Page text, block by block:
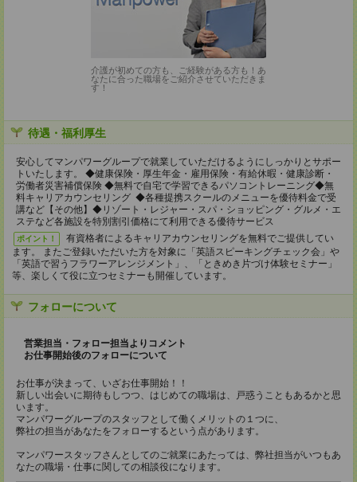
介護が初めての方も、ご経験がある方も！あ
なたに合った職場をご紹介させていただきま
す！
待遇・福利厚生
安心してマンパワーグループで就業していただけるようにしっかりとサポー
トいたします。 ◆健康保険・厚生年金・雇用保険・有給休暇・健康診断・
労働者災害補償保険 ◆無料で自宅で学習できるパソコントレーニング◆無
料キャリアカウンセリング ◆各種提携スクールのメニューを優待料金で受
講など【その他】◆リゾート・レジャー・スパ・ショッピング・グルメ・エ
ステなど各施設を特別割引価格にて利用できる優待サービス
ポイント！
有資格者によるキャリアカウンセリングを無料でご提供してい
ます。 またご登録いただいた方を対象に「英語スピーキングチェック会」や
「英語で習うフラワーアレンジメント」、「ときめき片づけ体験セミナー」
等、楽しくて役に立つセミナーも開催しています。
フォローについて
営業担当・フォロー担当よりコメント
お仕事開始後のフォローについて
お仕事が決まって、いざお仕事開始！！
新しい出会いに期待もしつつ、はじめての職場は、戸惑うこともあるかと思
います。
マンパワーグループのスタッフとして働くメリットの１つに、
弊社の担当があなたをフォローするという点があります。
マンパワースタッフさんとしてのご就業にあたっては、弊社担当がいつもあ
なたの職場・仕事に関しての相談役になります。